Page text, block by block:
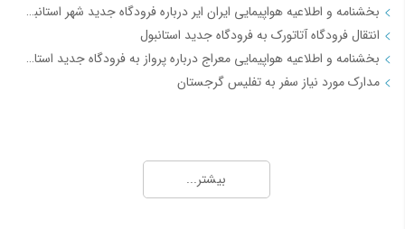
بخشنامه و اطلاعیه هواپیمایی ایران ایر درباره فرودگاه جدید شهر استانبول IR2712
انتقال فرودگاه آتاتورک به فرودگاه جدید استانبول
بخشنامه و اطلاعیه هواپیمایی معراج درباره پرواز به فرودگاه جدید استانبول از تاریخ 18فروردین 98 JI4740-4
مدارک مورد نیاز سفر به تفلیس گرجستان
آفــر چارتری تور هوایی مشهد از تهران
بیشتر...